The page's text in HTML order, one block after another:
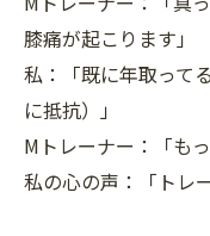
膝痛が起こります」
私：「既に年取って
に抵抗）」
Mトレーナー：「も
私の心の声：「トレ